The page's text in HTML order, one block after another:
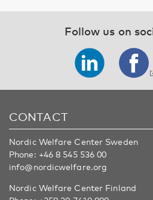
Follow us on
CONTACT
Nordic Welfare Center Sweden
Phone: +46 8 545 536 00
info@nordicwelfare.org
Nordic Welfare Center Finland